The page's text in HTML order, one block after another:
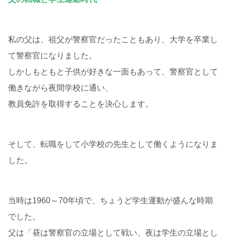
私の父は、祖父が警察官だったこともあり、大学を卒業し
て警察官になりました。
しかしもともと子供が好きな一面もあって、警察官として
働きながら夜間学校に通い、
教員免許を取得することを決心します。
そして、転職をして小学校の先生として働くようになりま
した。
当時は1960～70年頃で、ちょうど学生運動が盛んな時期
でした。
父は「昼は警察官の立場として戦い、夜は学生の立場とし